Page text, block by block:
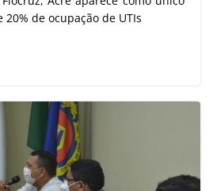
de ocupação de UTIs